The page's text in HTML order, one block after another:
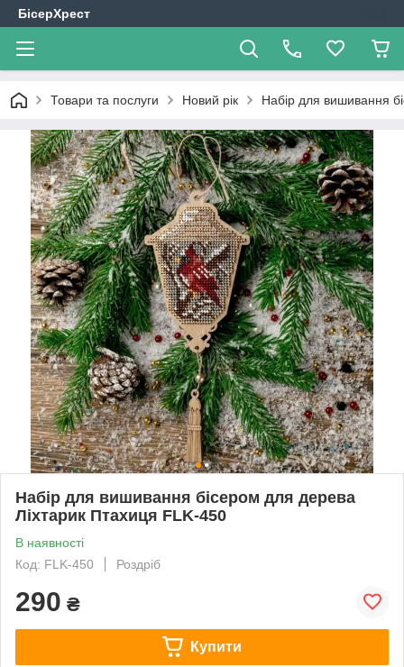
БісерХрест
Товари та послуги Новий рік Набір для вишивання
Набір для вишивання бісером для дерева
Ліхтарик Птахиця FLK-450
В наявності
Код: FLK-450
Роздріб
290 ₴
Купити